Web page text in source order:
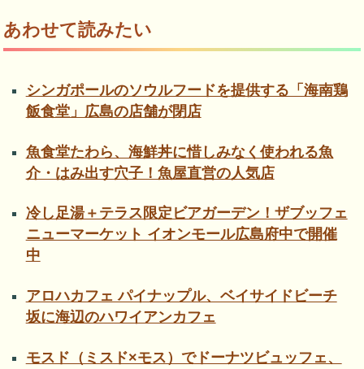
あわせて読みたい
シンガポールのソウルフードを提供する「海南鶏
飯食堂」広島の店舗が閉店
魚食堂たわら、海鮮丼に惜しみなく使われる魚
介・はみ出す穴子！魚屋直営の人気店
冷し足湯＋テラス限定ビアガーデン！ザブッフェ
ニューマーケット イオンモール広島府中で開催
中
アロハカフェ パイナップル、ベイサイドビーチ
坂に海辺のハワイアンカフェ
モスド（ミスド×モス）でドーナツビュッフェ、